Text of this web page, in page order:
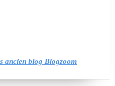
ancien blog Blogzoom